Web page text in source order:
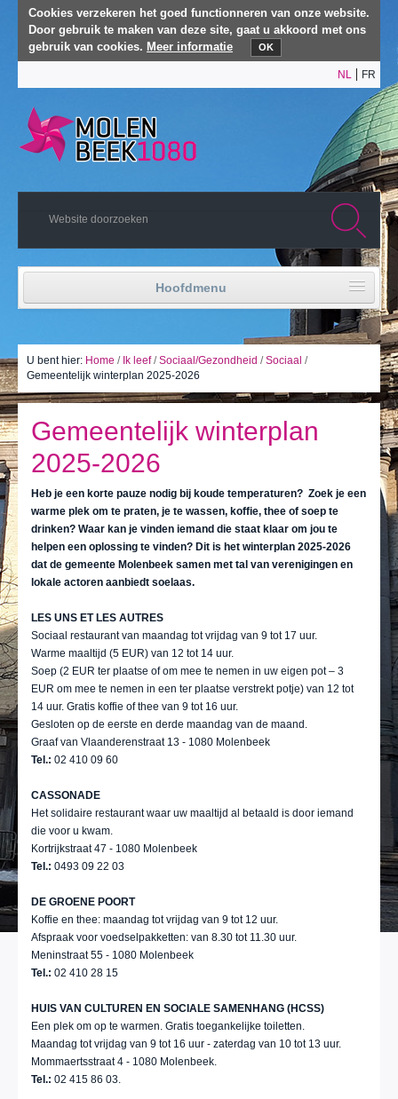
Cookies verzekeren het goed functionneren van onze website.
Door gebruik te maken van deze site, gaat u akkoord met ons
gebruik van cookies. Meer informatie OK
NL FR
Hoofdmenu
Politiek leven
Ik leef
Ik bezoek
Publicaties
Actualiteiten
E-loket / Afspraak maken
Actu
U bent hier: Home / Ik leef /Sociaal/Gezondheid /Sociaal /
Gemeentelijk winterplan 2025-2026
Gemeentelijk winterplan
2025-2026
Heb je een korte pauze nodig bij koude temperaturen? Zoek je een
warme plek om te praten, je te wassen, koffie, thee of soep te
drinken? Waar kan je vinden iemand die staat klaar om jou te
helpen een oplossing te vinden? Dit is het winterplan 2025-2026
dat de gemeente Molenbeek samen met tal van verenigingen en
lokale actoren aanbiedt soelaas.
LES UNS ET LES AUTRES
Sociaal restaurant van maandag tot vrijdag van 9 tot 17 uur.
Warme maaltijd (5 EUR) van 12 tot 14 uur.
Soep (2 EUR ter plaatse of om mee te nemen in uw eigen pot – 3
EUR om mee te nemen in een ter plaatse verstrekt potje) van 12 tot
14 uur. Gratis koffie of thee van 9 tot 16 uur.
Gesloten op de eerste en derde maandag van de maand.
Graaf van Vlaanderenstraat 13 - 1080 Molenbeek
Tel.: 02 410 09 60
CASSONADE
Het solidaire restaurant waar uw maaltijd al betaald is door iemand
die voor u kwam.
Kortrijkstraat 47 - 1080 Molenbeek
Tel.: 0493 09 22 03
DE GROENE POORT
Koffie en thee: maandag tot vrijdag van 9 tot 12 uur.
Afspraak voor voedselpakketten: van 8.30 tot 11.30 uur.
Meninstraat 55 - 1080 Molenbeek
Tel.: 02 410 28 15
HUIS VAN CULTUREN EN SOCIALE SAMENHANG (HCSS)
Een plek om op te warmen. Gratis toegankelijke toiletten.
Maandag tot vrijdag van 9 tot 16 uur - zaterdag van 10 tot 13 uur.
Mommaertsstraat 4 - 1080 Molenbeek.
Tel.: 02 415 86 03.